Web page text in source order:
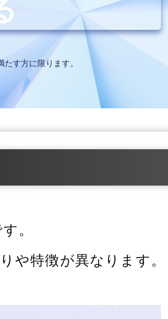
す方に限ります。
。
や特徴が異なります。